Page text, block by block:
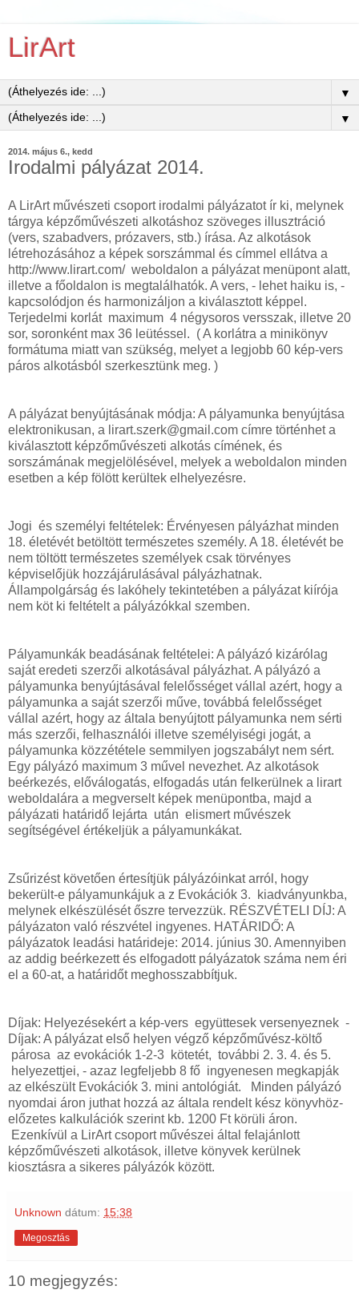
LirArt
▼
▼
2014. május 6., kedd
Irodalmi pályázat 2014.
A LirArt művészeti csoport irodalmi pályázatot ír ki, melynek
tárgya képzőművészeti alkotáshoz szöveges illusztráció
(vers, szabadvers, prózavers, stb.) írása. Az alkotások
létrehozásához a képek sorszámmal és címmel ellátva a
http://www.lirart.com/ weboldalon a pályázat menüpont alatt,
illetve a főoldalon is megtalálhatók. A vers, - lehet haiku is, -
kapcsolódjon és harmonizáljon a kiválasztott képpel.
Terjedelmi korlát maximum 4 négysoros versszak, illetve 20
sor, soronként max 36 leütéssel. ( A korlátra a minikönyv
formátuma miatt van szükség, melyet a legjobb 60 kép-vers
páros alkotásból szerkesztünk meg. )
A pályázat benyújtásának módja: A pályamunka benyújtása
elektronikusan, a lirart.szerk@gmail.com címre történhet a
kiválasztott képzőművészeti alkotás címének, és
sorszámának megjelölésével, melyek a weboldalon minden
esetben a kép fölött kerültek elhelyezésre.
Jogi és személyi feltételek: Érvényesen pályázhat minden
18. életévét betöltött természetes személy. A 18. életévét be
nem töltött természetes személyek csak törvényes
képviselőjük hozzájárulásával pályázhatnak.
Állampolgárság és lakóhely tekintetében a pályázat kiírója
nem köt ki feltételt a pályázókkal szemben.
Pályamunkák beadásának feltételei: A pályázó kizárólag
saját eredeti szerzői alkotásával pályázhat. A pályázó a
pályamunka benyújtásával felelősséget vállal azért, hogy a
pályamunka a saját szerzői műve, továbbá felelősséget
vállal azért, hogy az általa benyújtott pályamunka nem sérti
más szerzői, felhasználói illetve személyiségi jogát, a
pályamunka közzététele semmilyen jogszabályt nem sért.
Egy pályázó maximum 3 művel nevezhet. Az alkotások
beérkezés, előválogatás, elfogadás után felkerülnek a lirart
weboldalára a megverselt képek menüpontba, majd a
pályázati határidő lejárta után elismert művészek
segítségével értékeljük a pályamunkákat.
Zsűrizést követően értesítjük pályázóinkat arról, hogy
bekerült-e pályamunkájuk a z Evokációk 3. kiadványunkba,
melynek elkészülését őszre tervezzük. RÉSZVÉTELI DÍJ: A
pályázaton való részvétel ingyenes. HATÁRIDŐ: A
pályázatok leadási határideje: 2014. június 30. Amennyiben
az addig beérkezett és elfogadott pályázatok száma nem éri
el a 60-at, a határidőt meghosszabbítjuk.
Díjak: Helyezésekért a kép-vers együttesek versenyeznek -
Díjak: A pályázat első helyen végző képzőművész-költő
párosa az evokációk 1-2-3 kötetét, további 2. 3. 4. és 5.
helyezettjei, - azaz legfeljebb 8 fő ingyenesen megkapják
az elkészült Evokációk 3. mini antológiát. Minden pályázó
nyomdai áron juthat hozzá az általa rendelt kész könyvhöz-
előzetes kalkulációk szerint kb. 1200 Ft körüli áron.
Ezenkívül a LirArt csoport művészei által felajánlott
képzőművészeti alkotások, illetve könyvek kerülnek
kiosztásra a sikeres pályázók között.
Unknown dátum: 15:38
Megosztás
10 megjegyzés: